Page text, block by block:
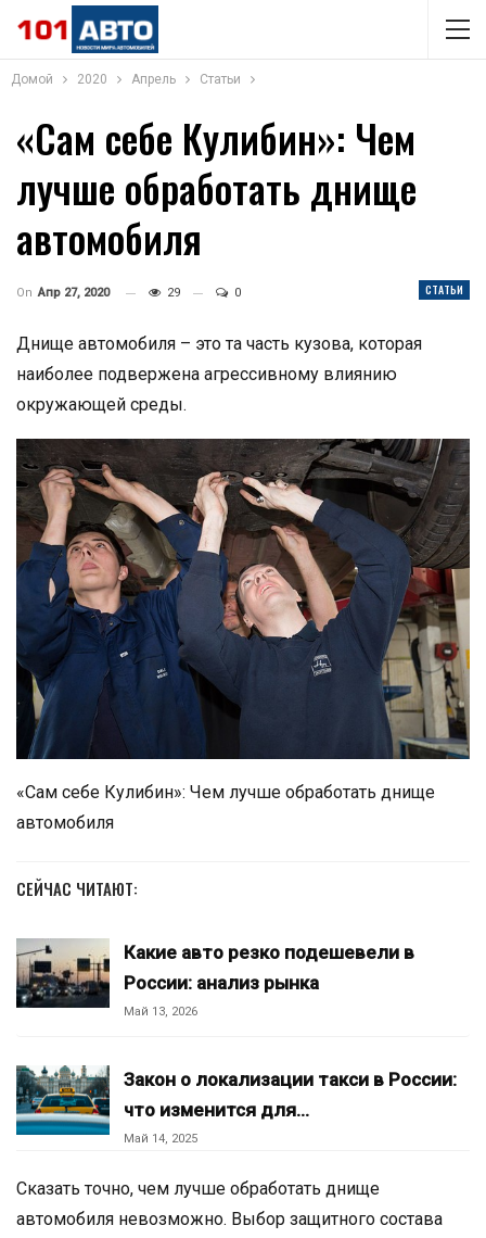
Домой 2020 Апрель Статьи
«Сам себе Кулибин»: Чем
лучше обработать днище
автомобиля
СТАТЬИ
On Апр 27, 2020 29 0
Днище автомобиля – это та часть кузова, которая
наиболее подвержена агрессивному влиянию
окружающей среды.
«Сам себе Кулибин»: Чем лучше обработать днище
автомобиля
СЕЙЧАС ЧИТАЮТ:
Какие авто резко подешевели в
России: анализ рынка
Май 13, 2026
Закон о локализации такси в России:
что изменится для…
Май 14, 2025
Сказать точно, чем лучше обработать днище
автомобиля невозможно. Выбор защитного состава